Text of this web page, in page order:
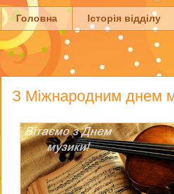
Головна Історія відділу
З Міжнародним днем